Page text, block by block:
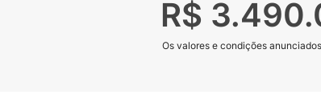
R$
Os valores e condições